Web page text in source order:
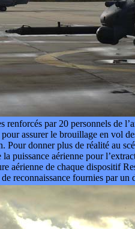
par 20 personnels de
assurer le brouillage en vol
Pour donner plus de réalité au
puissance aérienne pour
aérienne de chaque dispositif
reconnaissance fournies par un